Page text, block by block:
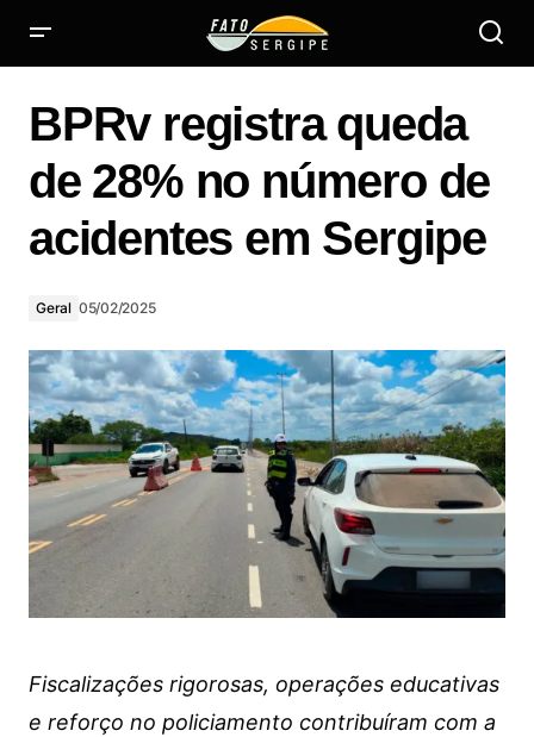
BPRv registra queda
de 28% no número de
acidentes em Sergipe
Geral 05/02/2025
Fiscalizações rigorosas, operações educativas
e reforço no policiamento contribuíram com a